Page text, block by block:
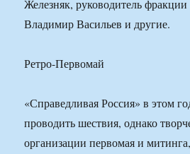
Железняк, руководитель
Владимир Васильев и другие.
Ретро-Первомай
«Справедливая Россия» в этом
проводить шествия, однако
организации первомая и